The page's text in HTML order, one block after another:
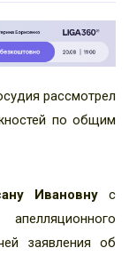
рассмотрел
по общим
Ивановну с
заявления об